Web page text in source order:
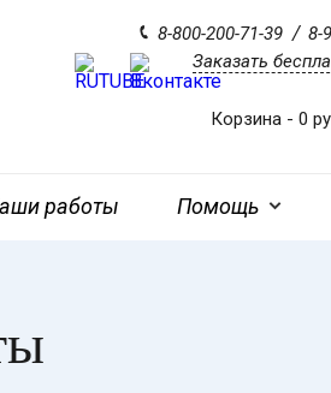
8-800-200-71-39
8-
Заказать
Корзина - 0
работы Помощь